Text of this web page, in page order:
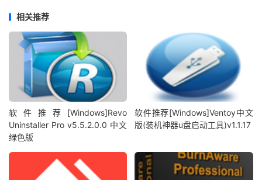
相关推荐
软件推荐[Windows]Revo
Uninstaller Pro v5.5.2.0.0 中文
绿色版
软件推荐[Windows]Ventoy中文
版(装机神器u盘启动工具)v1.1.17